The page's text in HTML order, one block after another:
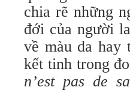
chia rẽ những
đới của người
về màu da hay
kết tinh trong
n’est pas de